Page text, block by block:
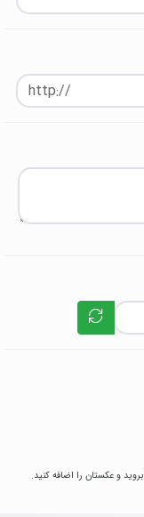
بروید و عکستان را اضافه کنید.